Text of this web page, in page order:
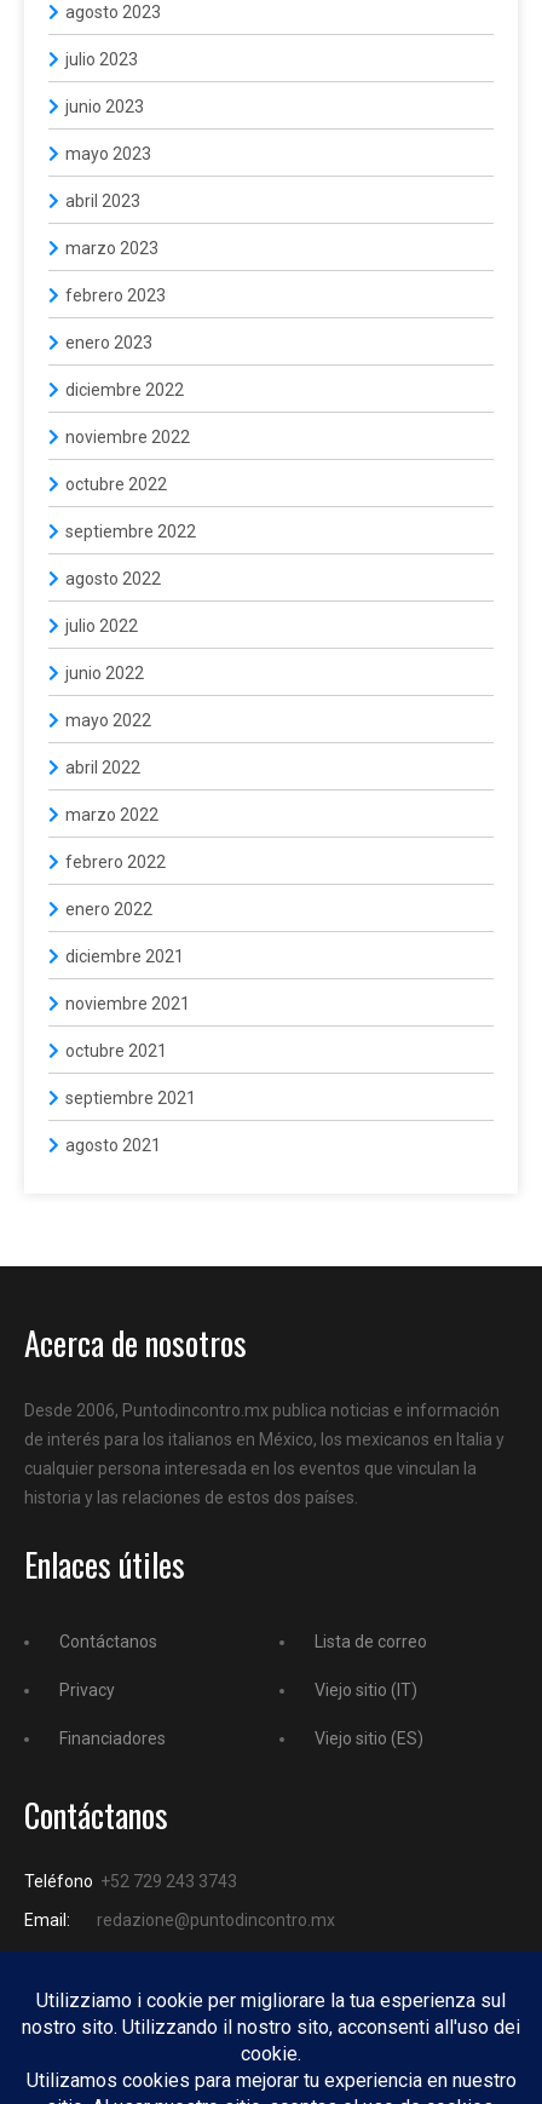
agosto 2023
julio 2023
junio 2023
mayo 2023
abril 2023
marzo 2023
febrero 2023
enero 2023
diciembre 2022
noviembre 2022
octubre 2022
septiembre 2022
agosto 2022
julio 2022
junio 2022
mayo 2022
abril 2022
marzo 2022
febrero 2022
enero 2022
diciembre 2021
noviembre 2021
octubre 2021
septiembre 2021
agosto 2021
Acerca de nosotros
Desde 2006, Puntodincontro.mx publica noticias e información
de interés para los italianos en México, los mexicanos en Italia y
cualquier persona interesada en los eventos que vinculan la
historia y las relaciones de estos dos países.
Enlaces útiles
Contáctanos
Privacy
Financiadores
Lista de correo
Viejo sitio (IT)
Viejo sitio (ES)
Contáctanos
Teléfono +52 729 243 3743
Email:
redazione@puntodincontro.mx
PUNTODINCONTRO